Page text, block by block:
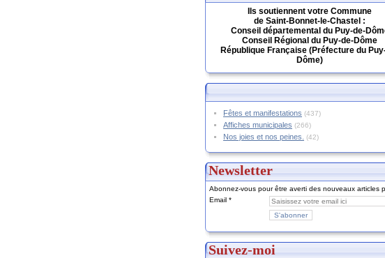
Ils soutiennent votre Commune
de Saint-Bonnet-le-Chastel :
Conseil départemental du Puy-de-
Conseil Régional du Puy-de-Dôme
République Française (Préfecture du
Dôme)
Fêtes et manifestations (437)
Affiches municipales (266)
Nos joies et nos peines. (42)
Newsletter
Abonnez-vous pour être averti des nouveaux articles
Email
Suivez-moi